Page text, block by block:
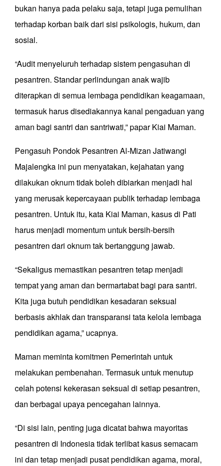
bukan hanya pada pelaku saja, tetapi juga pemulihan
terhadap korban baik dari sisi psikologis, hukum, dan
sosial.
“Audit menyeluruh terhadap sistem pengasuhan di
pesantren. Standar perlindungan anak wajib
diterapkan di semua lembaga pendidikan keagamaan,
termasuk harus disediakannya kanal pengaduan yang
aman bagi santri dan santriwati,” papar Kiai Maman.
Pengasuh Pondok Pesantren Al-Mizan Jatiwangi
Majalengka ini pun menyatakan, kejahatan yang
dilakukan oknum tidak boleh dibiarkan menjadi hal
yang merusak kepercayaan publik terhadap lembaga
pesantren. Untuk itu, kata Kiai Maman, kasus di Pati
harus menjadi momentum untuk bersih-bersih
pesantren dari oknum tak bertanggung jawab.
“Sekaligus memastikan pesantren tetap menjadi
tempat yang aman dan bermartabat bagi para santri.
Kita juga butuh pendidikan kesadaran seksual
berbasis akhlak dan transparansi tata kelola lembaga
pendidikan agama,” ucapnya.
Maman meminta komitmen Pemerintah untuk
melakukan pembenahan. Termasuk untuk menutup
celah potensi kekerasan seksual di setiap pesantren,
dan berbagai upaya pencegahan lainnya.
“Di sisi lain, penting juga dicatat bahwa mayoritas
pesantren di Indonesia tidak terlibat kasus semacam
ini dan tetap menjadi pusat pendidikan agama, moral,